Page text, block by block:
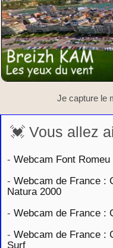
Je capture le
💓 Vous allez
- Webcam Font
- Webcam de France :
Natura 2000
- Webcam de France :
- Webcam de France :
Surf